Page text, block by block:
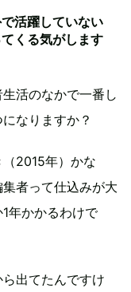
活躍していない
くる気がします
活のなかで一番し
なりますか？
（2015年）かな
者って仕込みが大
年かかるわけで
出てたんですけ